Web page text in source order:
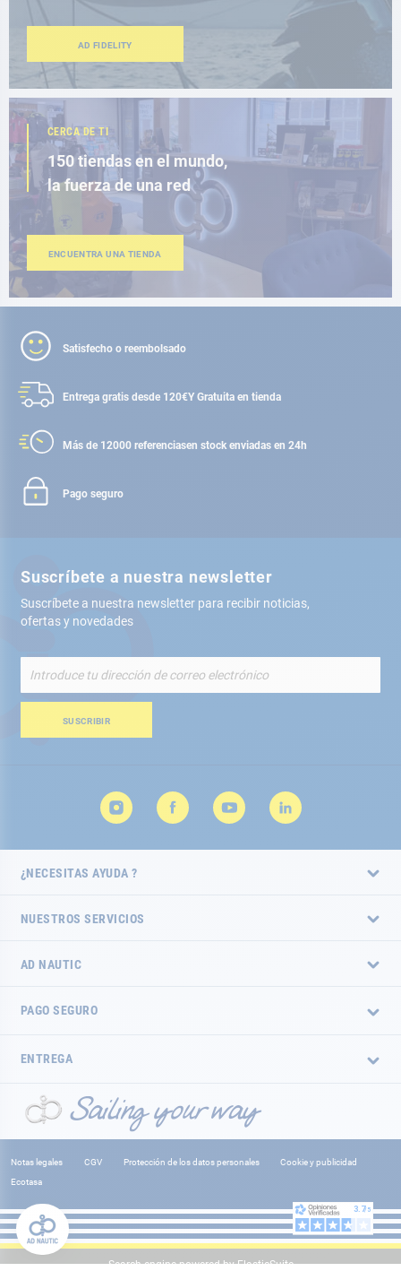
AD FIDELITY
CERCA DE TI
150 tiendas en el mundo,
la fuerza de una red
ENCUENTRA UNA TIENDA
Satisfecho o reembolsado
Entrega gratis desde 120€Y Gratuita en tienda
Más de 12000 referenciasen stock enviadas en 24h
Pago seguro
Suscríbete a nuestra newsletter
Suscríbete a nuestra newsletter para recibir noticias,
ofertas y novedades
nuestro
de
SUSCRIBIR
¿NECESITAS AYUDA ?
NUESTROS SERVICIOS
AD NAUTIC
PAGO SEGURO
ENTREGA
Notas legales CGV Protección de los datos personales
Cookie y publicidad
Ecotasa
Search engine powered byElasticSuite